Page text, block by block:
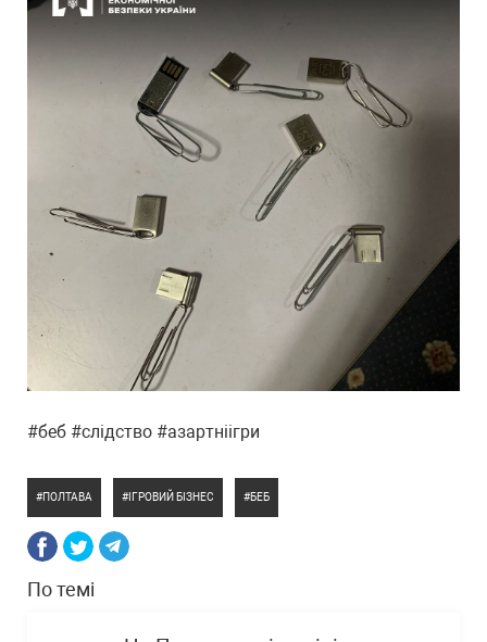
#беб #слідство #азартніігри
ПОЛТАВА ІГРОВИЙ БІЗНЕС БЕБ
По темі